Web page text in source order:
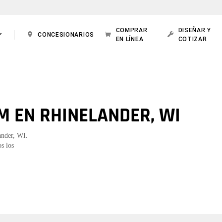
CONCESIONARIOS
COMPRAR
EN LÍNEA
DISEÑAR Y
COTIZAR
EN RHINELANDER, WI
WI.
los